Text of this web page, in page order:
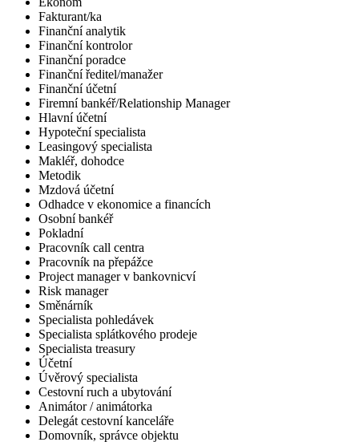
Fakturant/ka
Finanční analytik
Finanční kontrolor
Finanční poradce
Finanční ředitel/manažer
Finanční účetní
Firemní bankéř/Relationship Manager
Hlavní účetní
Hypoteční specialista
Leasingový specialista
Makléř, dohodce
Metodik
Mzdová účetní
Odhadce v ekonomice a financích
Osobní bankéř
Pokladní
Pracovník call centra
Pracovník na přepážce
Project manager v bankovnicví
Risk manager
Směnárník
Specialista pohledávek
Specialista splátkového prodeje
Specialista treasury
Účetní
Úvěrový specialista
Cestovní ruch a ubytování
Animátor / animátorka
Delegát cestovní kanceláře
Domovník, správce objektu